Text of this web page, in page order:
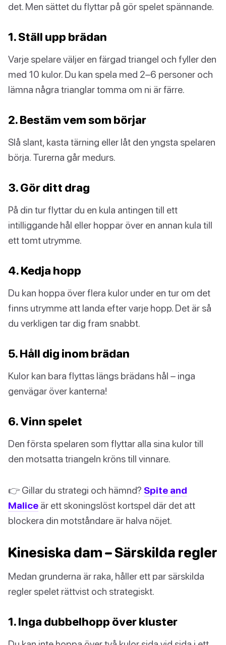
det. Men sättet du flyttar på gör spelet spännande.
1. Ställ upp brädan
Varje spelare väljer en färgad triangel och fyller den
med 10 kulor. Du kan spela med 2–6 personer och
lämna några trianglar tomma om ni är färre.
2. Bestäm vem som börjar
Slå slant, kasta tärning eller låt den yngsta spelaren
börja. Turerna går medurs.
3. Gör ditt drag
På din tur flyttar du en kula antingen till ett
intilliggande hål eller hoppar över en annan kula till
ett tomt utrymme.
4. Kedja hopp
Du kan hoppa över flera kulor under en tur om det
finns utrymme att landa efter varje hopp. Det är så
du verkligen tar dig fram snabbt.
5. Håll dig inom brädan
Kulor kan bara flyttas längs brädans hål – inga
genvägar över kanterna!
6. Vinn spelet
Den första spelaren som flyttar alla sina kulor till
den motsatta triangeln kröns till vinnare.
👉 Gillar du strategi och hämnd? Spite and
Malice är ett skoningslöst kortspel där det att
blockera din motståndare är halva nöjet.
Kinesiska dam – Särskilda regler
Medan grunderna är raka, håller ett par särskilda
regler spelet rättvist och strategiskt.
1. Inga dubbelhopp över kluster